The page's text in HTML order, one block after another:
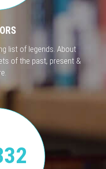
list of legends. About
of the past, present &